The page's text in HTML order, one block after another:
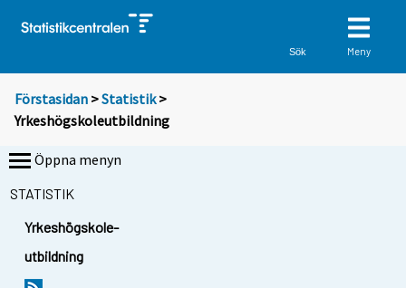
Sök Meny
Förstasidan >Statistik >
Yrkeshögskoleutbildning
Öppna menyn
STATISTIK
Yrkeshögskole-
utbildning